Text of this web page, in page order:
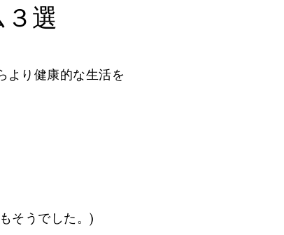
選
より健康的な生活を
そうでした。)